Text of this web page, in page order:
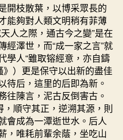
開枝散葉，以博采眾長的
能夠對人類文明稍有菲薄
人之際，通古今之變”是在
經澤世，而“成一家之言”就
學人“雖取镕經意，亦自鑄
》）更是保守以出新的盡佳
待后，這里的后即為新。
往陳言，泥古反倒害古。
，順守其正，逆溯其源，則
會成為一潭逝世水。后人
，唯耗前輩余蔭，坐吃山